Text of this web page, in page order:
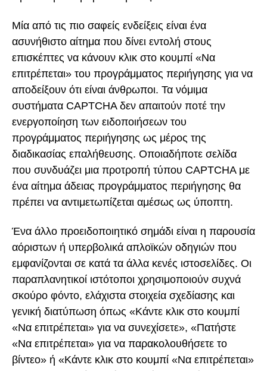
Μία από τις πιο σαφείς ενδείξεις είναι ένα
ασυνήθιστο αίτημα που δίνει εντολή στους
επισκέπτες να κάνουν κλικ στο κουμπί «Να
επιτρέπεται» του προγράμματος περιήγησης για να
αποδείξουν ότι είναι άνθρωποι. Τα νόμιμα
συστήματα CAPTCHA δεν απαιτούν ποτέ την
ενεργοποίηση των ειδοποιήσεων του
προγράμματος περιήγησης ως μέρος της
διαδικασίας επαλήθευσης. Οποιαδήποτε σελίδα
που συνδυάζει μια προτροπή τύπου CAPTCHA με
ένα αίτημα άδειας προγράμματος περιήγησης θα
πρέπει να αντιμετωπίζεται αμέσως ως ύποπτη.
Ένα άλλο προειδοποιητικό σημάδι είναι η παρουσία
αόριστων ή υπερβολικά απλοϊκών οδηγιών που
εμφανίζονται σε κατά τα άλλα κενές ιστοσελίδες. Οι
παραπλανητικοί ιστότοποι χρησιμοποιούν συχνά
σκούρο φόντο, ελάχιστα στοιχεία σχεδίασης και
γενική διατύπωση όπως «Κάντε κλικ στο κουμπί
«Να επιτρέπεται» για να συνεχίσετε», «Πατήστε
«Να επιτρέπεται» για να παρακολουθήσετε το
βίντεο» ή «Κάντε κλικ στο κουμπί «Να επιτρέπεται»